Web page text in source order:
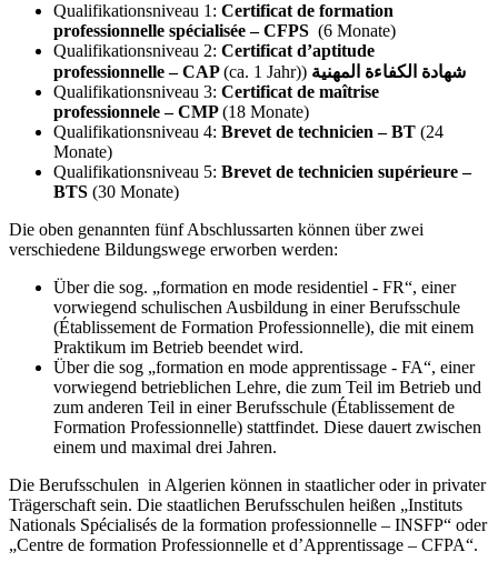
Qualifikationsniveau 1: Certificat de formation
professionnelle spécialisée – CFPS (6 Monate)
Qualifikationsniveau 2: Certificat d’aptitude
professionnelle – CAP(ca. 1 Jahr)) شهادة الكفاءة المهنية
Qualifikationsniveau 3: Certificat de maîtrise
professionnele – CMP(18 Monate)
Qualifikationsniveau 4: Brevet de technicien – BT (24
Monate)
Qualifikationsniveau 5: Brevet de technicien supérieure –
BTS (30 Monate)
Die oben genannten fünf Abschlussarten können über zwei
verschiedene Bildungswege erworben werden:
Über die sog. „formation en mode residentiel - FR“, einer
vorwiegend schulischen Ausbildung in einer Berufsschule
(Établissement de Formation Professionnelle), die mit einem
Praktikum im Betrieb beendet wird.
Über die sog „formation en mode apprentissage - FA“, einer
vorwiegend betrieblichen Lehre, die zum Teil im Betrieb und
zum anderen Teil in einer Berufsschule (Établissement de
Formation Professionnelle) stattfindet. Diese dauert zwischen
einem und maximal drei Jahren.
Die Berufsschulen in Algerien können in staatlicher oder in privater
Trägerschaft sein. Die staatlichen Berufsschulen heißen „Instituts
Nationals Spécialisés de la formation professionnelle – INSFP“ oder
„Centre de formation Professionnelle et d’Apprentissage – CFPA“.